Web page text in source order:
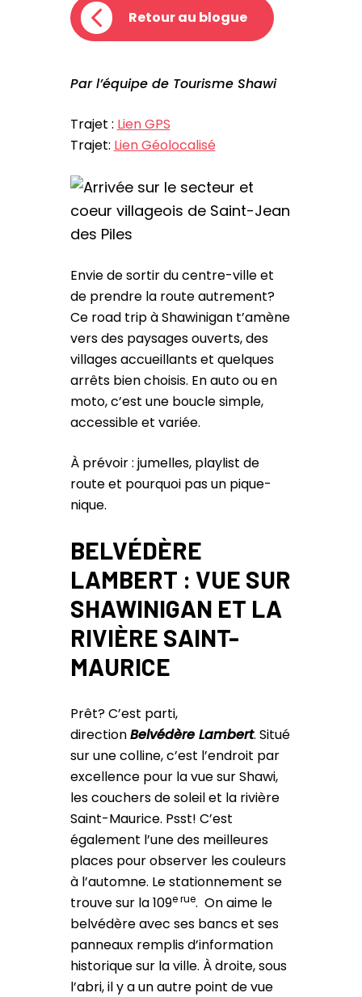
Retour au blogue
Par l’équipe de Tourisme Shawi
Trajet : Lien GPS
Trajet: Lien Géolocalisé
Envie de sortir du centre-ville et
de prendre la route autrement?
Ce road trip à Shawinigan t’amène
vers des paysages ouverts, des
villages accueillants et quelques
arrêts bien choisis. En auto ou en
moto, c’est une boucle simple,
accessible et variée.
À prévoir : jumelles, playlist de
route et pourquoi pas un pique-
nique.
BELVÉDÈRE
LAMBERT : VUE SUR
SHAWINIGAN ET LA
RIVIÈRE SAINT-
MAURICE
Prêt? C’est parti,
directionBelvédère Lambert. Situé
sur une colline, c’est l’endroit par
excellence pour la vue sur Shawi,
les couchers de soleil et la rivière
Saint-Maurice. Psst! C’est
également l’une des meilleures
places pour observer les couleurs
à l’automne. Le stationnement se
trouve sur la 109e rue. On aime le
belvédère avec ses bancs et ses
panneaux remplis d’information
historique sur la ville. À droite, sous
l’abri, il y a un autre point de vue